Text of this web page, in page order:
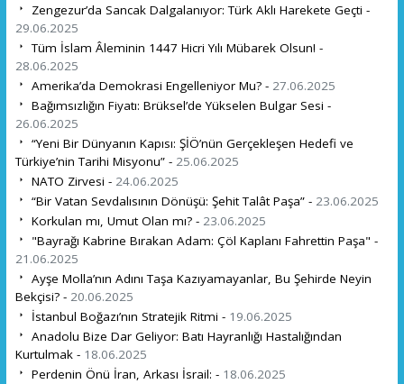
Zengezur’da Sancak Dalgalanıyor: Türk Aklı Harekete Geçti -
29.06.2025
Tüm İslam Âleminin 1447 Hicri Yılı Mübarek Olsun! -
28.06.2025
Amerika’da Demokrasi Engelleniyor Mu? - 27.06.2025
Bağımsızlığın Fiyatı: Brüksel’de Yükselen Bulgar Sesi -
26.06.2025
“Yeni Bir Dünyanın Kapısı: ŞİÖ’nün Gerçekleşen Hedefi ve
Türkiye’nin Tarihi Misyonu” - 25.06.2025
NATO Zirvesi - 24.06.2025
“Bir Vatan Sevdalısının Dönüşü: Şehit Talât Paşa” - 23.06.2025
Korkulan mı, Umut Olan mı? - 23.06.2025
"Bayrağı Kabrine Bırakan Adam: Çöl Kaplanı Fahrettin Paşa" -
21.06.2025
Ayşe Molla’nın Adını Taşa Kazıyamayanlar, Bu Şehirde Neyin
Bekçisi? - 20.06.2025
İstanbul Boğazı’nın Stratejik Ritmi - 19.06.2025
Anadolu Bize Dar Geliyor: Batı Hayranlığı Hastalığından
Kurtulmak - 18.06.2025
Perdenin Önü İran, Arkası İsrail: - 18.06.2025